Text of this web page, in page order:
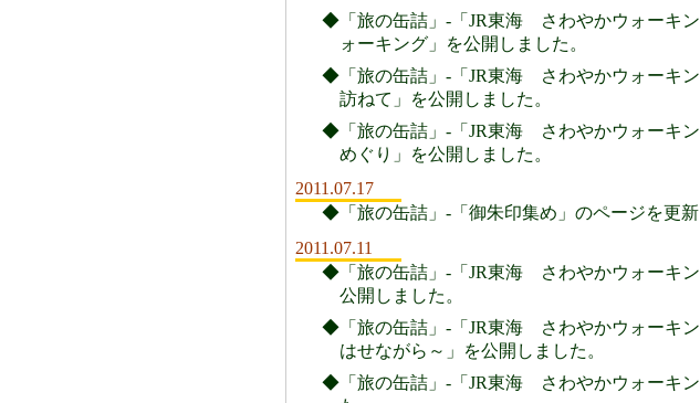
◆「旅の缶詰」-「JR東海 さわやかウォーキ
ォーキング」を公開しました。
◆「旅の缶詰」-「JR東海 さわやかウォーキ
訪ねて」を公開しました。
◆「旅の缶詰」-「JR東海 さわやかウォーキ
めぐり」を公開しました。
2011.07.17
◆「旅の缶詰」-「御朱印集め」のページを更新
2011.07.11
◆「旅の缶詰」-「JR東海 さわやかウォーキ
公開しました。
◆「旅の缶詰」-「JR東海 さわやかウォーキ
はせながら～」を公開しました。
◆「旅の缶詰」-「JR東海 さわやかウォーキ